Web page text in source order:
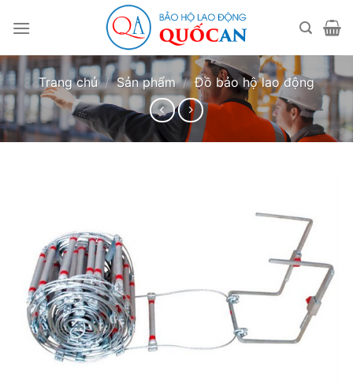
qua
dung
Trang chủ / Sản phẩm / Đồ bảo hộ lao động